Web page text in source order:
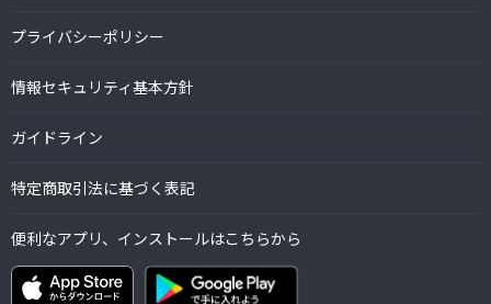
プライバシーポリシー
情報セキュリティ基本方針
ガイドライン
特定商取引法に基づく表記
便利なアプリ、インストールはこちらから